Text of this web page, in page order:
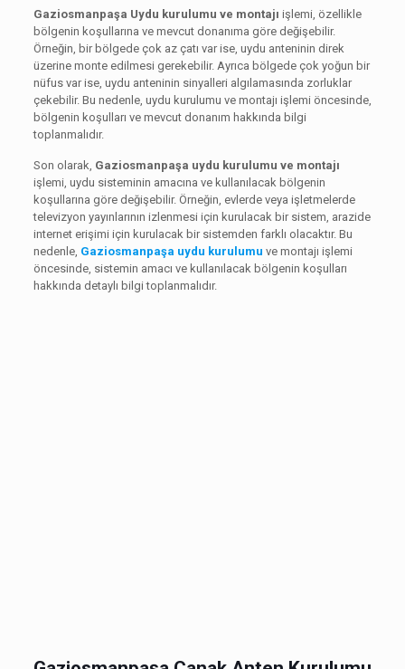
Gaziosmanpaşa Uydu kurulumu ve montajı işlemi, özellikle
bölgenin koşullarına ve mevcut donanıma göre değişebilir.
Örneğin, bir bölgede çok az çatı var ise, uydu anteninin direk
üzerine monte edilmesi gerekebilir. Ayrıca bölgede çok yoğun bir
nüfus var ise, uydu anteninin sinyalleri algılamasında zorluklar
çekebilir. Bu nedenle, uydu kurulumu ve montajı işlemi öncesinde,
bölgenin koşulları ve mevcut donanım hakkında bilgi
toplanmalıdır.
Son olarak, Gaziosmanpaşa uydu kurulumu ve montajı
işlemi, uydu sisteminin amacına ve kullanılacak bölgenin
koşullarına göre değişebilir. Örneğin, evlerde veya işletmelerde
televizyon yayınlarının izlenmesi için kurulacak bir sistem, arazide
internet erişimi için kurulacak bir sistemden farklı olacaktır. Bu
nedenle, Gaziosmanpaşa uydu kurulumu ve montajı işlemi
öncesinde, sistemin amacı ve kullanılacak bölgenin koşulları
hakkında detaylı bilgi toplanmalıdır.